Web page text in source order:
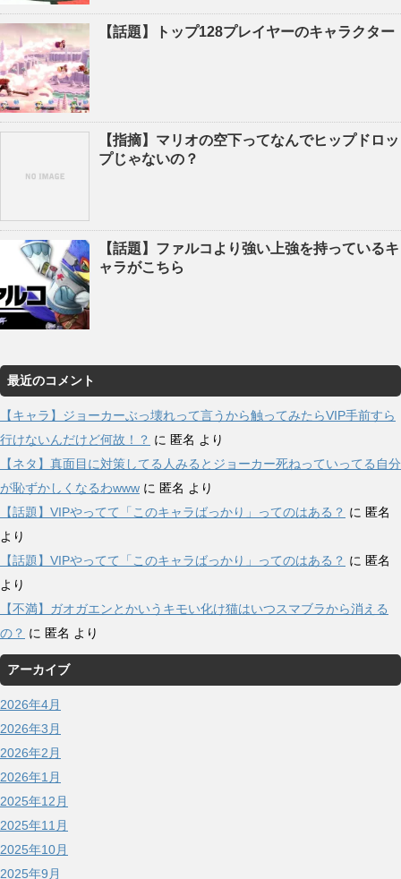
【話題】トップ128プレイヤーのキャラクター
【指摘】マリオの空下ってなんでヒップドロッ
プじゃないの？
【話題】ファルコより強い上強を持っているキ
ャラがこちら
最近のコメント
【キャラ】ジョーカーぶっ壊れって言うから触ってみたらVIP手前すら
行けないんだけど何故！？ に 匿名 より
【ネタ】真面目に対策してる人みるとジョーカー死ねっていってる自分
が恥ずかしくなるわwww に 匿名 より
【話題】VIPやってて「このキャラばっかり」ってのはある？ に 匿名
より
【話題】VIPやってて「このキャラばっかり」ってのはある？ に 匿名
より
【不満】ガオガエンとかいうキモい化け猫はいつスマブラから消える
の？ に 匿名 より
アーカイブ
2026年4月
2026年3月
2026年2月
2026年1月
2025年12月
2025年11月
2025年10月
2025年9月